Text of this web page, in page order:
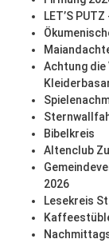
LET’S
Achtung
Bibelkreis
Altenclub
2026
Lesekreis